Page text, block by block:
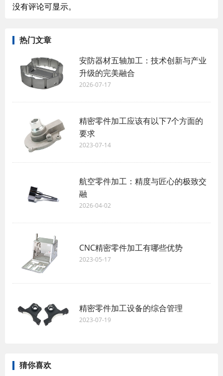
没有评论可显示。
热门文章
安防器材五轴加工：技术创新与产业
升级的完美融合
2026-07-17
精密零件加工应该有以下7个方面的
要求
2023-07-14
航空零件加工：精度与匠心的极致交
融
2026-04-02
CNC精密零件加工有哪些优势
2023-05-17
精密零件加工设备的综合管理
2023-07-19
猜你喜欢